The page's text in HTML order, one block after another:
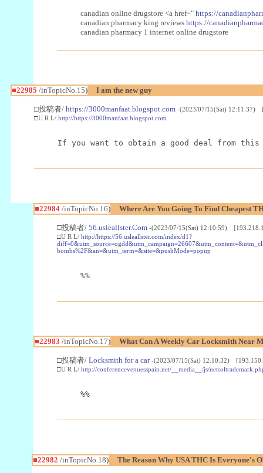
canadian online drugstore <a href=" https://
canadian pharmacy king reviews https://
canadian pharmacy 1 internet online drugstore
■22985 /inTopicNo.15) I am the new guy
□投稿者/ https://3000manfaat.blogspot.com -(2023/07/15(Sat) 12:11:37)
□U R L/ http://https://3000manfaat.blogspot.com
If you want to obtain a good deal from this
■22984/inTopicNo.16) Where Are You Going To Find Cheapest
□投稿者/ 56.usleallster.Com -(2023/07/15(Sat) 12:10:59)
□U R L/ http://https://56.usleallster.com/index/d1?
bombs%2F&an=&utm_term=&site=&pushMode=popup
%%
■22983 /inTopicNo.17) What Can A Weekly Car Locksmith Near
□投稿者/ Locksmith for a car -(2023/07/15(Sat) 12:10:32)
□U R L/ http://conferencevenuesspain.net/__media__/js/
%%
■22982 /inTopicNo.18) The Reason Why USA THC Is Everyone's